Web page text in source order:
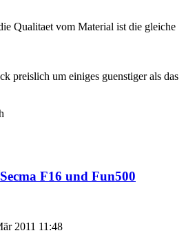
Qualitaet vom Material ist die gleiche
preislich um einiges guenstiger als das
F16 und Fun500
2011 11:48